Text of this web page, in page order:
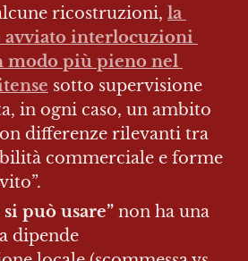
ricostruzioni, la
avviato interlocuzioni
modo più pieno nel
sotto supervisione
in ogni caso, un ambito
differenze rilevanti tra
commerciale e forme
si può usare” non ha una
dipende